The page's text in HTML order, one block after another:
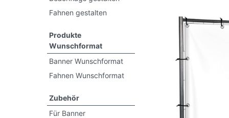
Fahnen gestalten
Produkte
Wunschformat
Banner Wunschformat
Fahnen Wunschformat
Zubehör
Für Banner